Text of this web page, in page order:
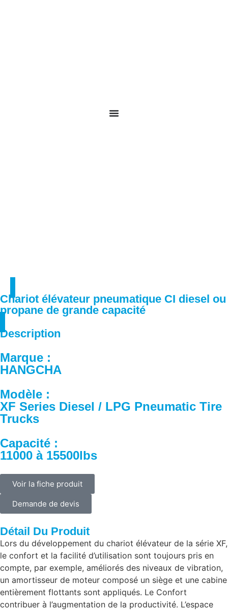
Chariot élévateur pneumatique CI diesel ou
propane de grande capacité
Description
Marque :
HANGCHA
Modèle :
XF Series Diesel / LPG Pneumatic Tire
Trucks
Capacité :
11000 à 15500lbs
Voir la fiche produit
Demande de devis
Détail Du Produit
Lors du développement du chariot élévateur de la série XF,
le confort et la facilité d’utilisation sont toujours pris en
compte, par exemple, améliorés des niveaux de vibration,
un amortisseur de moteur composé un siège et une cabine
entièrement flottants sont appliqués. Le Confort
contribuer à l’augmentation de la productivité. L’espace